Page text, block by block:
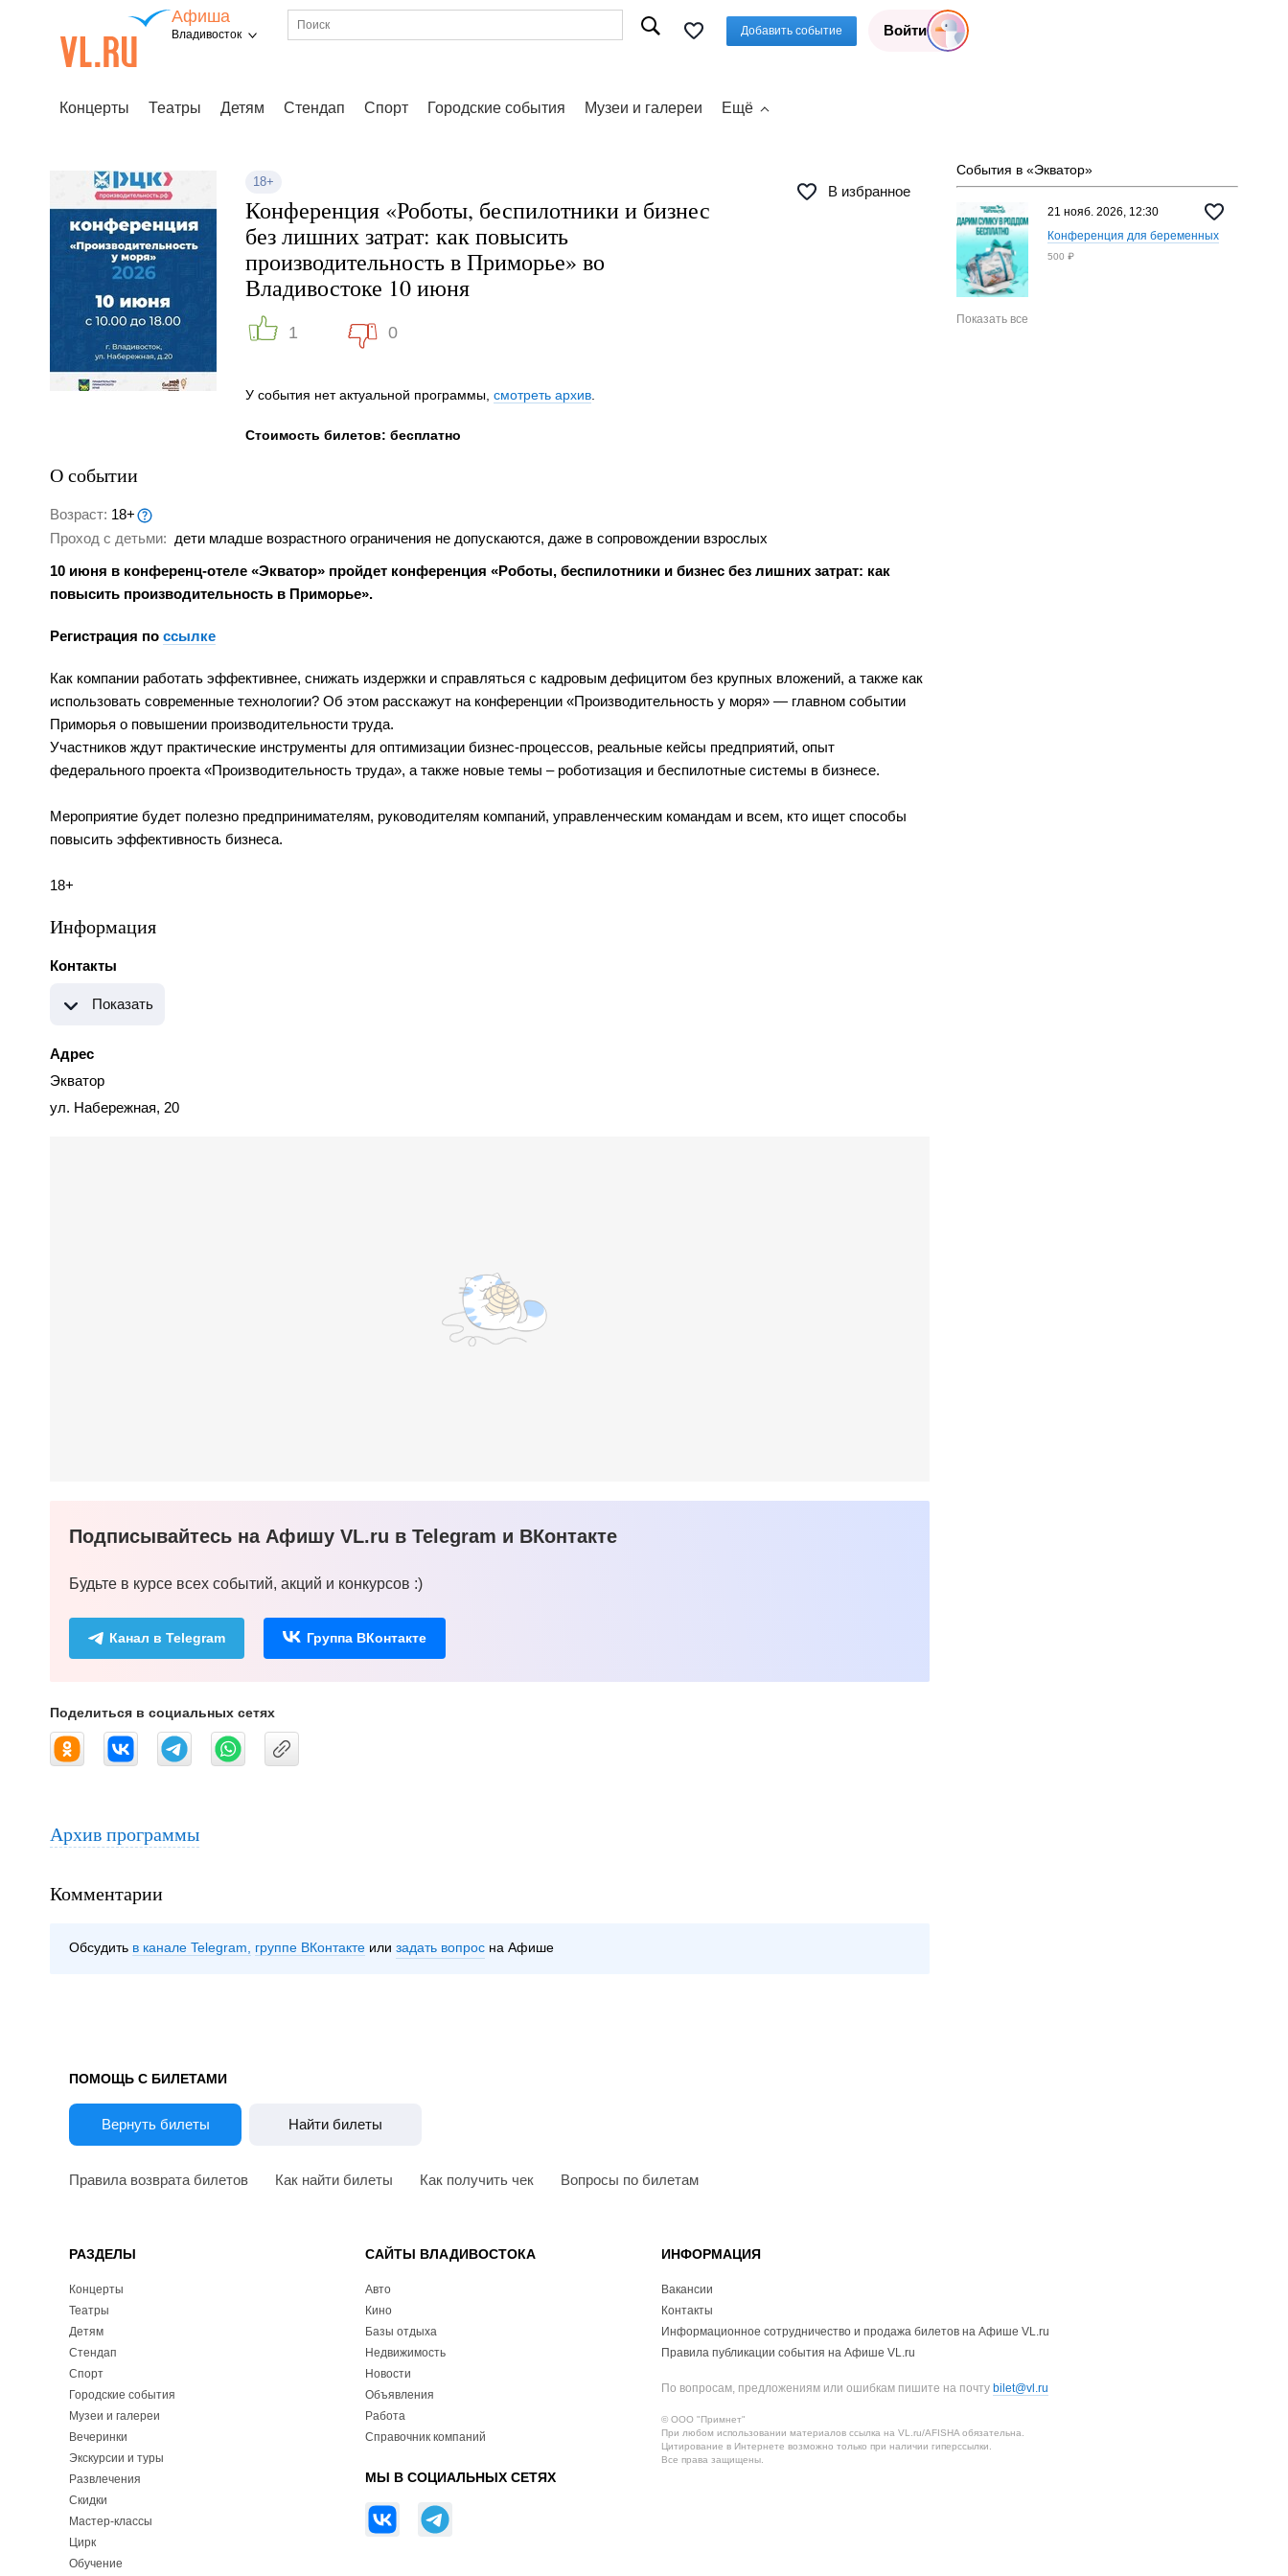
Афиша
Владивосток Добавить событие Войти
Концерты Театры Детям Стендап Спорт Городские события Музеи и галереи Ещё
18+
В избранное
Конференция «Роботы, беспилотники и бизнес
без лишних затрат: как повысить
производительность в Приморье» во
Владивостоке 10 июня
1 0
У события нет актуальной программы, смотреть архив
Стоимость билетов: бесплатно
О событии
Возраст: 18+
Проход с детьми: дети младше возрастного ограничения не допускаются, даже в сопровождении взрослых
10 июня в конференц-отеле «Экватор» пройдет конференция «Роботы, беспилотники и бизнес без лишних затрат: как
повысить производительность в Приморье».
Регистрация по ссылке
Как компании работать эффективнее, снижать издержки и справляться с кадровым дефицитом без крупных вложений, а также как
использовать современные технологии? Об этом расскажут на конференции «Производительность у моря» — главном событии
Приморья о повышении производительности труда.
Участников ждут практические инструменты для оптимизации бизнес-процессов, реальные кейсы предприятий, опыт
федерального проекта «Производительность труда», а также новые темы – роботизация и беспилотные системы в бизнесе.
Мероприятие будет полезно предпринимателям, руководителям компаний, управленческим командам и всем, кто ищет способы
повысить эффективность бизнеса.
18+
Информация
Контакты
Показать
Адрес
Экватор
ул. Набережная, 20
Подписывайтесь на Афишу VL.ru в Telegram и ВКонтакте
Будьте в курсе всех событий, акций и конкурсов :)
Канал в Telegram Группа ВКонтакте
Поделиться в социальных сетях
Архив программы
Комментарии
Обсудить в канале Telegram группе ВКонтакте задать вопрос на Афише
События в «Экватор»
21 нояб. 2026, 12:30
Конференция для беременных
500 ₽
Показать все
ПОМОЩЬ С БИЛЕТАМИ
Вернуть билеты Найти билеты
Правила возврата билетов Как найти билеты Как получить чек Вопросы по билетам
РАЗДЕЛЫ
Концерты
Театры
Детям
Стендап
Спорт
Городские события
Музеи и галереи
Вечеринки
Экскурсии и туры
Развлечения
Скидки
Мастер-классы
Цирк
Обучение
САЙТЫ ВЛАДИВОСТОКА
Авто
Кино
Базы отдыха
Недвижимость
Новости
Объявления
Работа
Справочник компаний
МЫ В СОЦИАЛЬНЫХ СЕТЯХ
ИНФОРМАЦИЯ
Вакансии
Контакты
Информационное сотрудничество и продажа билетов на Афише VL.ru
Правила публикации события на Афише VL.ru
По вопросам, предложениям или ошибкам пишите на почту bilet@vl.ru
© ООО "Примнет"
При любом использовании материалов ссылка на VL.ru/AFISHA обязательна.
Цитирование в Интернете возможно только при наличии гиперссылки.
Все права защищены.